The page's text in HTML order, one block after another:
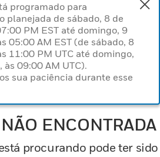
programado para
planejada de sábado, 8 de
PM EST até domingo, 9
05:00 AM EST (de sábado, 8
11:00 PM UTC até domingo,
às 09:00 AM UTC).
sua paciência durante esse
ENCONTRADA
procurando pode ter sido